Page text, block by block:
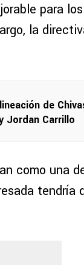
para
la
de
Jordan Carrillo
como una
tendría